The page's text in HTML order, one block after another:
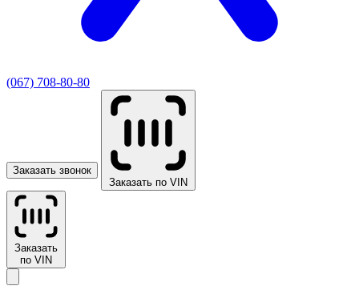
(067) 708-80-80
Заказать звонок
Заказать по VIN
Заказать
по VIN